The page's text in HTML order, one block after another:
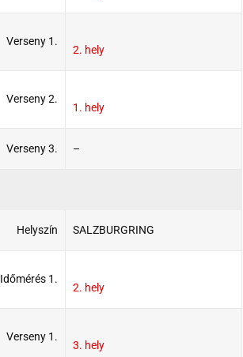
Verseny 1.
2. hely
Verseny 2.
1. hely
Verseny 3. –
Helyszín SALZBURGRING
Időmérés 1.
2. hely
Verseny 1.
3. hely